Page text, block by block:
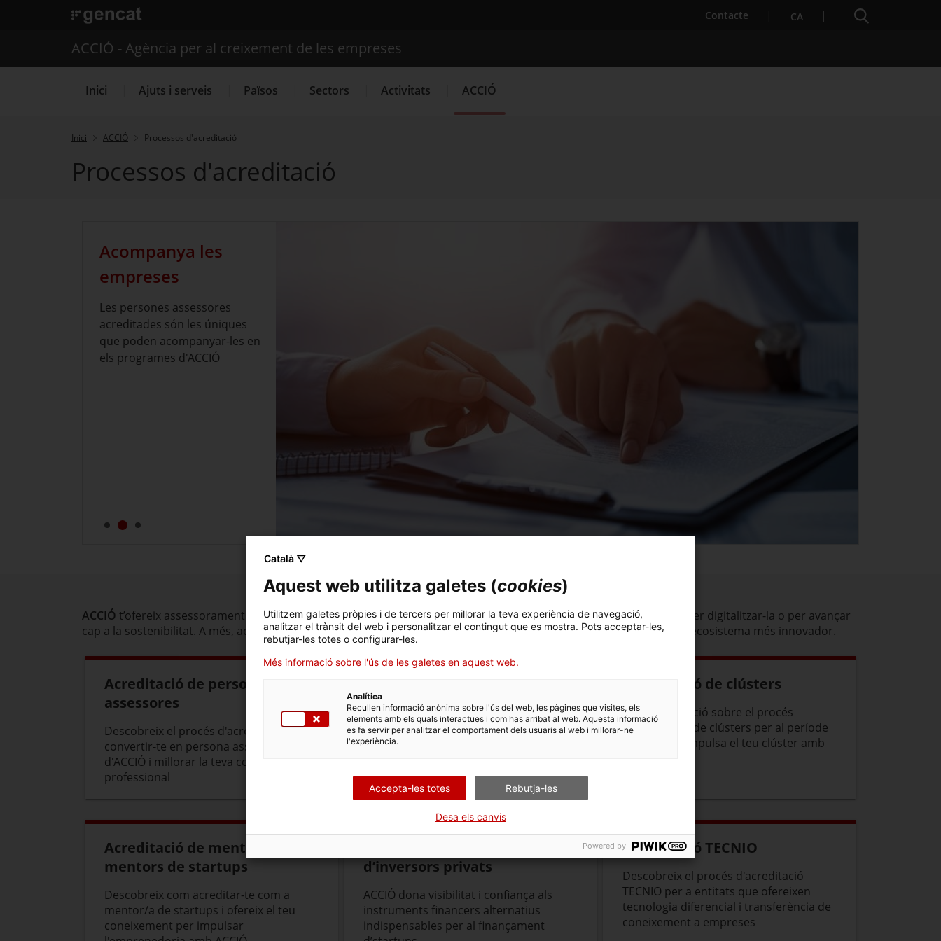
. Obre en una nova finestra. Contacte . Obre en una nova finestra.
CA Cercador
Cercador
Serveis d'internacionalització Serveis d'innovació
ACCIÓ - Agència per al creixement de les empreses
Inici Ajuts i serveis Països Sectors Activitats ACCIÓ
Inici ACCIÓ Processos d'acreditació
Processos d'acreditació
Acompanya les
empreses
Les persones assessores
acreditades són les úniques
que poden acompanyar-les en
els programes d'ACCIÓ
ACCIÓ t’ofereix assessorament per engegar projectes de R+D i per incorporar noves tecnologies a l’empresa: sigui per digitalitzar-la o per avançar
cap a la sostenibilitat. A més, acompanyem la tevastartupamb serveis per trobar finançament i connectar-la amb l’ecosistema més innovador.
Acreditació de persones
assessores
Descobreix el procés d'acreditació per
convertir-te en persona assessora
d'ACCIÓ i millorar la teva competitivitat
professional
a la internacionalització
Informa't sobre com obtenir
l'acreditació d'agent de suport a la
empreses catalanes a l'exterior
Acreditació de clústers
Obté informació sobre el procés
d'acreditació de clústers per al període
2024-2026 i impulsa el teu clúster amb
Acreditació de mentores i
mentors de startups
Descobreix com acreditar-te com a
mentor/a de startups i ofereix el teu
coneixement per impulsar
d’inversors privats
ACCIÓ dona visibilitat i confiança als
instruments financers alternatius
indispensables per al finançament
Acreditació TECNIO
Descobreix el procés d'acreditació
TECNIO per a entitats que ofereixen
tecnologia diferencial i transferència de
coneixement a empreses
Català ▽
Aquest web utilitza galetes (cookies)
Utilitzem galetes pròpies i de tercers per millorar la teva experiència de navegació,
analitzar el trànsit del web i personalitzar el contingut que es mostra. Pots acceptar-les,
rebutjar-les totes o configurar-les.
Més informació sobre l'ús de les galetes en aquest web.
Analítica
Recullen informació anònima sobre l'ús del web, les pàgines que visites, els
elements amb els quals interactues i com has arribat al web. Aquesta informació
es fa servir per analitzar el comportament dels usuaris al web i millorar-ne
l'experiència.
Accepta-les totes Rebutja-les
Desa els canvis
Powered by